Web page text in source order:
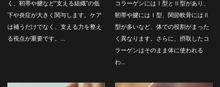
く、靭帯や腱など“支える組織”の低
下や炎症が大きく関与します。ケア
は補うだけでなく、支える力を整え
る視点が重要です。...
コラーゲンにはⅠ型とⅡ型があり、
靭帯や腱にはⅠ型、関節軟骨にはⅡ
型が多いなど、体での役割がまった
く異なります。さらに、摂取したコ
ラーゲンはそのまま体に使われる
わ...